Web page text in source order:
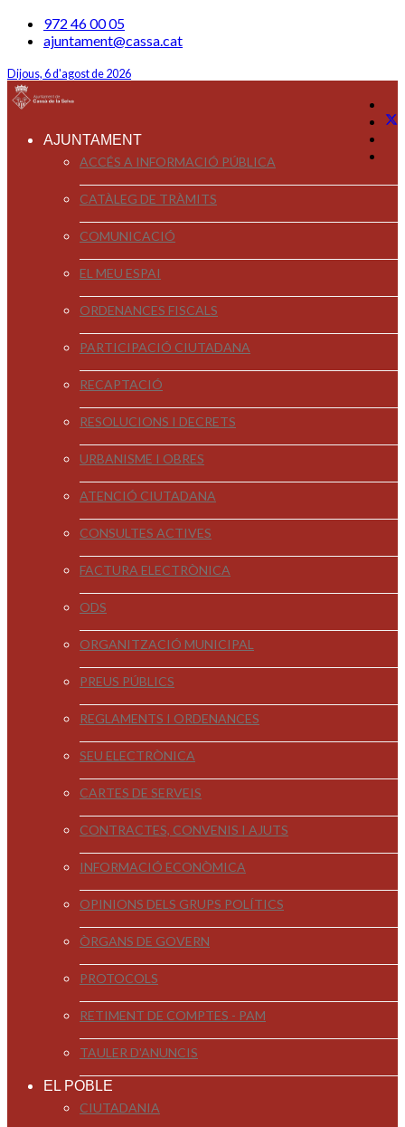
972 46 00 05
ajuntament@cassa.cat
Dijous, 6 d'agost de 2026
AJUNTAMENT
ACCÉS A INFORMACIÓ PÚBLICA
CATÀLEG DE TRÀMITS
COMUNICACIÓ
EL MEU ESPAI
ORDENANCES FISCALS
PARTICIPACIÓ CIUTADANA
RECAPTACIÓ
RESOLUCIONS I DECRETS
URBANISME I OBRES
ATENCIÓ CIUTADANA
CONSULTES ACTIVES
FACTURA ELECTRÒNICA
ODS
ORGANITZACIÓ MUNICIPAL
PREUS PÚBLICS
REGLAMENTS I ORDENANCES
SEU ELECTRÒNICA
CARTES DE SERVEIS
CONTRACTES, CONVENIS I AJUTS
INFORMACIÓ ECONÒMICA
OPINIONS DELS GRUPS POLÍTICS
ÒRGANS DE GOVERN
PROTOCOLS
RETIMENT DE COMPTES - PAM
TAULER D'ANUNCIS
EL POBLE
CIUTADANIA